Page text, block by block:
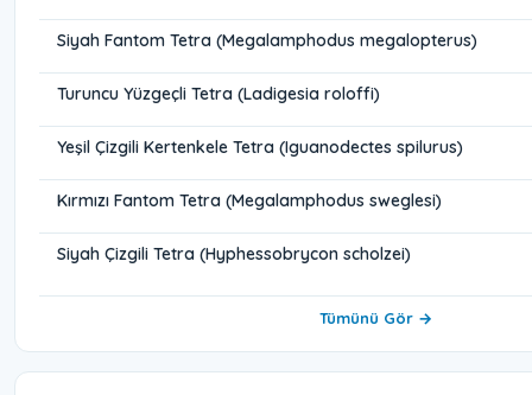
Siyah Fantom Tetra (Megalamphodus megalopterus)
Turuncu Yüzgeçli Tetra (Ladigesia roloffi)
Yeşil Çizgili Kertenkele Tetra (Iguanodectes spilurus)
Kırmızı Fantom Tetra (Megalamphodus sweglesi)
Siyah Çizgili Tetra (Hyphessobrycon scholzei)
Tümünü Gör →